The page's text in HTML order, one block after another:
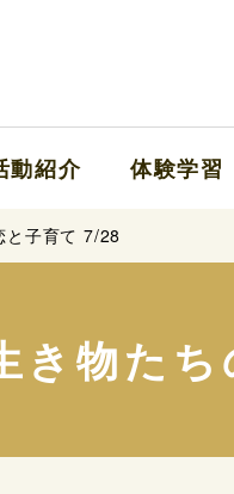
動紹介 体験学習
と子育て 7/28
き物た